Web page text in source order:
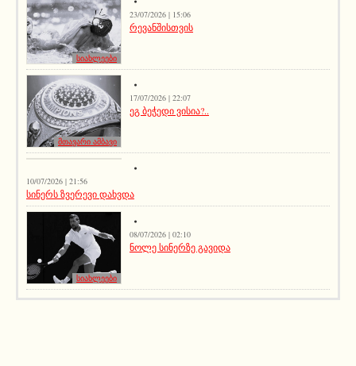
სიახლეები
23/07/2026 | 15:06
რევანშისთვის
მთავარი ამბავი
17/07/2026 | 22:07
ეგ ბეჭედი ვისია?..
სიახლეები
10/07/2026 | 21:56
სინერს ზვერევი დახვდა
სიახლეები
08/07/2026 | 02:10
ნოლე სინერზე გავიდა